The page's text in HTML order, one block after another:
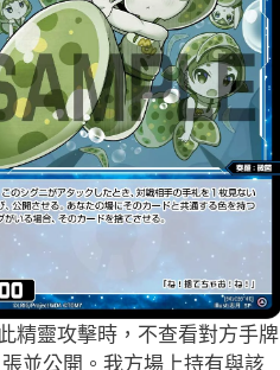
精靈攻擊時，不查看對方手牌
並公開。我方場上持有與該